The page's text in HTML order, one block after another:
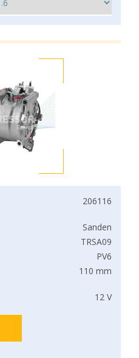
206116
Sanden
TRSA09
PV6
110 mm
12 V